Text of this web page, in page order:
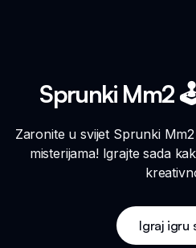
Sprunki Mm2
Zaronite u svijet Sprunki
misterijama! Igrajte sada
Igraj igru